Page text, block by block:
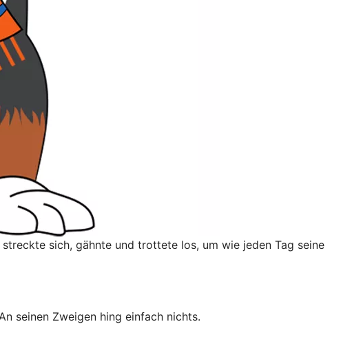
sich, gähnte und trottete los, um wie jeden Tag seine
seinen Zweigen hing einfach nichts.